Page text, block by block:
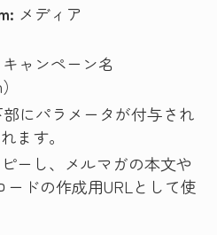
メディア
キャンペーン名
にパラメータが付与され
ます。
ーし、メルマガの本文や
ードの作成用URLとして使